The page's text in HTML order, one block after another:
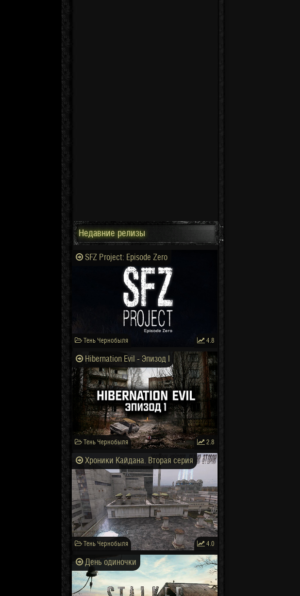
Недавние релизы
SFZ Project: Episode Zero
Тень Чернобыля 4.8
Hibernation Evil - Эпизод I
Тень Чернобыля 2.8
Хроники Кайдана. Вторая серия
Тень Чернобыля 4.0
День одиночки